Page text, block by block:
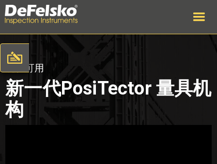
现在可用
新一代PosiTector 量具机
构